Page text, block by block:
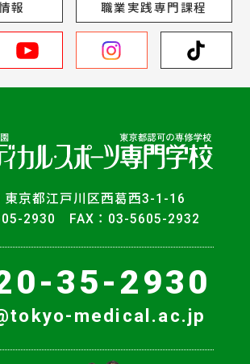
報 職業実践専門課程
京都江戸川区西葛西3-1-16
2930 FAX：03-5605-2932
35-2930
medical.ac.jp